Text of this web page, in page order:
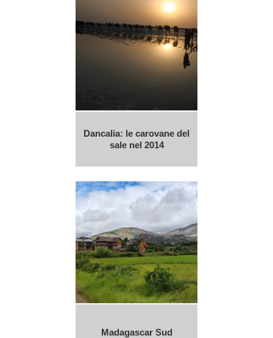
Dancalia: le carovane del
sale nel 2014
Madagascar Sud